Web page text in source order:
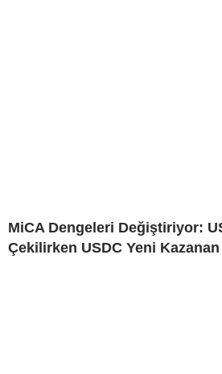
MiCA Dengeleri Değiştiriyor:
Çekilirken USDC Yeni